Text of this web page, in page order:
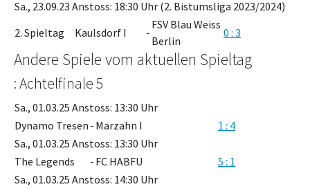
Sa., 23.09.23 Anstoss: 18:30 Uhr (2. Bistumsliga 2023/2024)
2. Spieltag
Kaulsdorf I -
FSV Blau Weiss
Berlin
0 : 3
Andere Spiele vom aktuellen Spieltag
: Achtelfinale 5
Sa., 01.03.25 Anstoss: 13:30 Uhr
Dynamo Tresen - Marzahn I
1 : 4
Sa., 01.03.25 Anstoss: 13:30 Uhr
The Legends
- FC HABFU
5 : 1
Sa., 01.03.25 Anstoss: 14:30 Uhr